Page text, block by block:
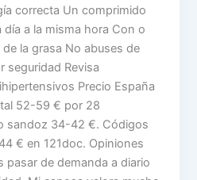
correcta Un comprimido
a la misma hora Con o
la grasa No abuses de
seguridad Revisa
Precio España
52-59 € por 28
sandoz 34-42 €. Códigos
€ en 121doc. Opiniones
pasar de demanda a diario